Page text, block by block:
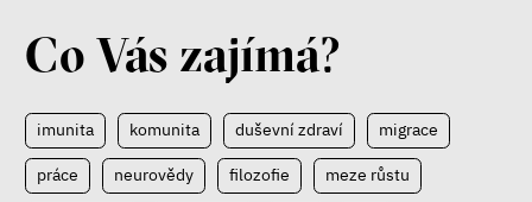
Co Vás zajímá?
imunita komunita duševní zdraví migrace
práce neurovědy filozofie meze růstu